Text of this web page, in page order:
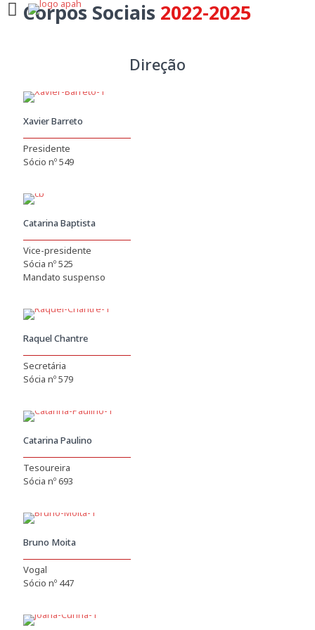
Corpos Sociais 2022-2025
Direção
Xavier Barreto
Presidente
Sócio nº 549
Catarina Baptista
Vice-presidente
Sócia nº 525
Mandato suspenso
Raquel Chantre
Secretária
Sócia nº 579
Catarina Paulino
Tesoureira
Sócia nº 693
Bruno Moita
Vogal
Sócio nº 447